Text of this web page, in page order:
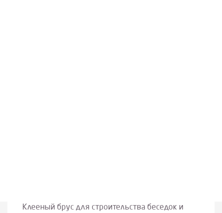
Клееный брус для строительства беседок и